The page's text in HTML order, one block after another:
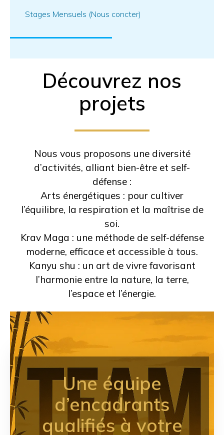
Stages Mensuels (Nous concter)
Découvrez nos
projets
Nous vous proposons une diversité
d’activités, alliant bien-être et self-
défense :
Arts énergétiques : pour cultiver
l’équilibre, la respiration et la maîtrise de
soi.
Krav Maga : une méthode de self-défense
moderne, efficace et accessible à tous.
Kanyu shu : un art de vivre favorisant
l’harmonie entre la nature, la terre,
l’espace et l’énergie.
Une équipe
d’encadrants
qualifiésà votre